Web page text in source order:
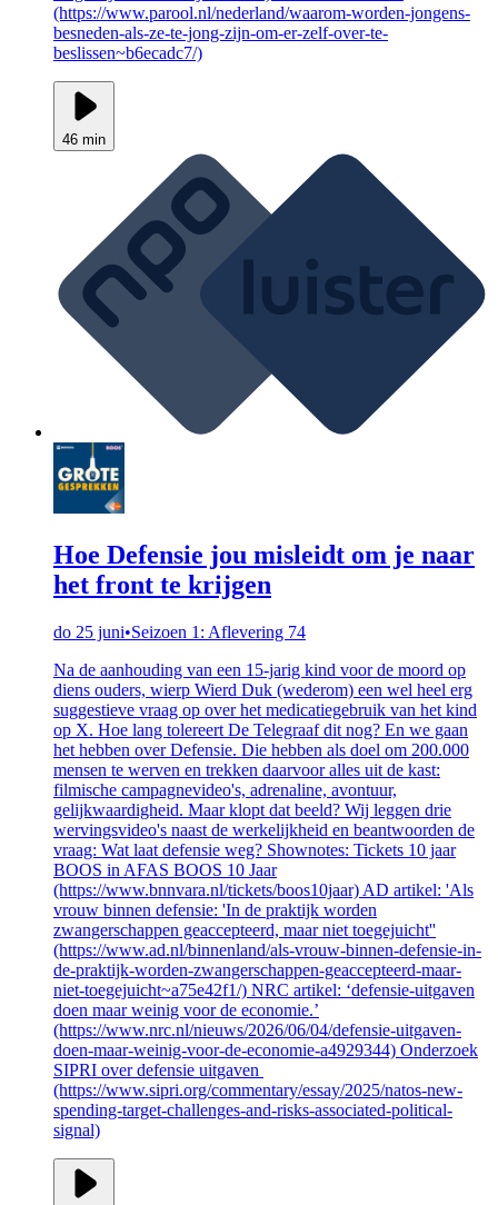
(https://www.parool.nl/nederland/waarom-worden-jongens-
besneden-als-ze-te-jong-zijn-om-er-zelf-over-te-
beslissen~b6ecadc7/)
46 min
Hoe Defensie jou misleidt om je naar
het front te krijgen
do 25 juni•Seizoen 1: Aflevering 74
Na de aanhouding van een 15-jarig kind voor de moord op
diens ouders, wierp Wierd Duk (wederom) een wel heel erg
suggestieve vraag op over het medicatiegebruik van het kind
op X. Hoe lang tolereert De Telegraaf dit nog? En we gaan
het hebben over Defensie. Die hebben als doel om 200.000
mensen te werven en trekken daarvoor alles uit de kast:
filmische campagnevideo's, adrenaline, avontuur,
gelijkwaardigheid. Maar klopt dat beeld? Wij leggen drie
wervingsvideo's naast de werkelijkheid en beantwoorden de
vraag: Wat laat defensie weg? Shownotes: Tickets 10 jaar
BOOS in AFAS BOOS 10 Jaar
(https://www.bnnvara.nl/tickets/boos10jaar) AD artikel: 'Als
vrouw binnen defensie: 'In de praktijk worden
zwangerschappen geaccepteerd, maar niet toegejuicht''
(https://www.ad.nl/binnenland/als-vrouw-binnen-defensie-in-
de-praktijk-worden-zwangerschappen-geaccepteerd-maar-
niet-toegejuicht~a75e42f1/) NRC artikel: ‘defensie-uitgaven
doen maar weinig voor de economie.’
(https://www.nrc.nl/nieuws/2026/06/04/defensie-uitgaven-
doen-maar-weinig-voor-de-economie-a4929344) Onderzoek
SIPRI over defensie uitgaven
(https://www.sipri.org/commentary/essay/2025/natos-new-
spending-target-challenges-and-risks-associated-political-
signal)